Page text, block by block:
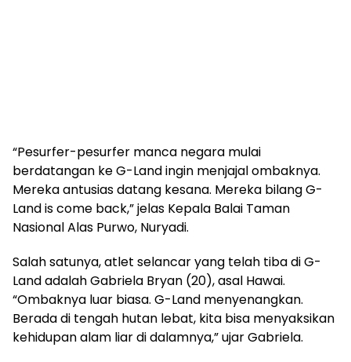
“Pesurfer-pesurfer manca negara mulai
berdatangan ke G-Land ingin menjajal ombaknya.
Mereka antusias datang kesana. Mereka bilang G-
Land is come back,” jelas Kepala Balai Taman
Nasional Alas Purwo, Nuryadi.
Salah satunya, atlet selancar yang telah tiba di G-
Land adalah Gabriela Bryan (20), asal Hawai.
“Ombaknya luar biasa. G-Land menyenangkan.
Berada di tengah hutan lebat, kita bisa menyaksikan
kehidupan alam liar di dalamnya,” ujar Gabriela.